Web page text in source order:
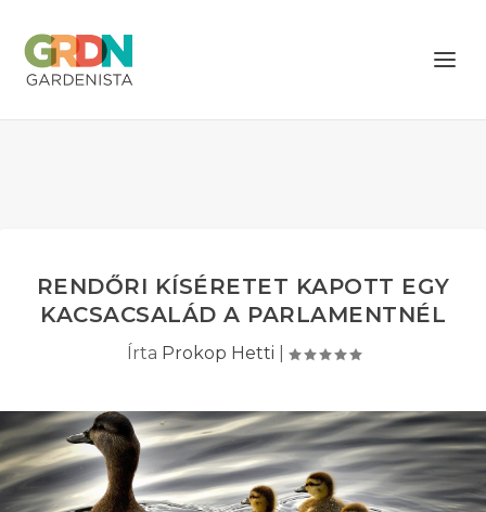
RENDŐRI KÍSÉRETET KAPOTT EGY
KACSACSALÁD A PARLAMENTNÉL
Írta Prokop Hetti